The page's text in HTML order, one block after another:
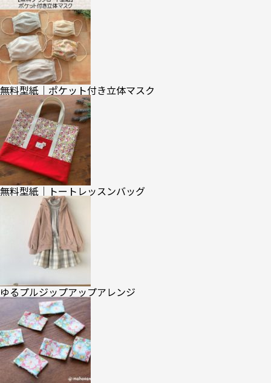
無料型紙｜ポケット付き立体マスク
無料型紙｜トートレッスンバッグ
ゆるプルジップアップアレンジ